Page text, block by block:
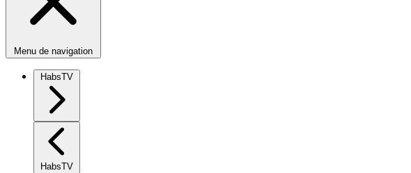
Menu de navigation
HabsTV
HabsTV